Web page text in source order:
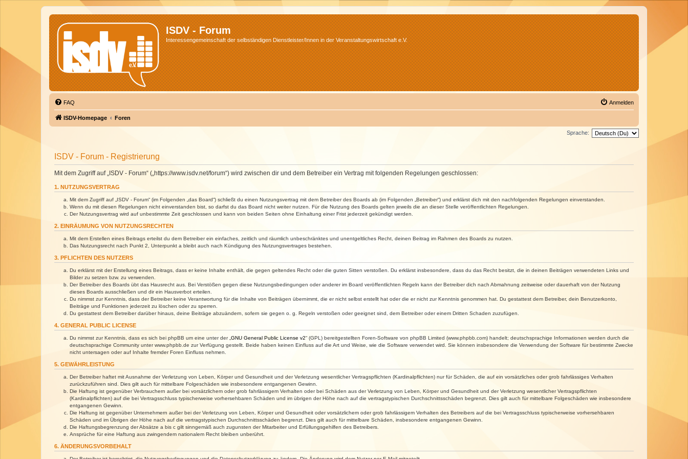
ISDV - Forum
Interessengemeinschaft der selbständigen Dienstleister/Innen in der Veranstaltungswirtschaft e.V.
FAQ Anmelden
ISDV-Homepage Foren
Sprache:
ISDV - Forum - Registrierung
Mit dem Zugriff auf „ISDV - Forum“ („https://www.isdv.net/forum“) wird zwischen dir und dem Betreiber ein Vertrag mit folgenden Regelungen geschlossen:
1. NUTZUNGSVERTRAG
Mit dem Zugriff auf „ISDV - Forum“ (im Folgenden „das Board“) schließt du einen Nutzungsvertrag mit dem Betreiber des Boards ab (im Folgenden „Betreiber“) und erklärst dich mit den nachfolgenden Regelungen einverstanden.
Wenn du mit diesen Regelungen nicht einverstanden bist, so darfst du das Board nicht weiter nutzen. Für die Nutzung des Boards gelten jeweils die an dieser Stelle veröffentlichten Regelungen.
Der Nutzungsvertrag wird auf unbestimmte Zeit geschlossen und kann von beiden Seiten ohne Einhaltung einer Frist jederzeit gekündigt werden.
2. EINRÄUMUNG VON NUTZUNGSRECHTEN
Mit dem Erstellen eines Beitrags erteilst du dem Betreiber ein einfaches, zeitlich und räumlich unbeschränktes und unentgeltliches Recht, deinen Beitrag im Rahmen des Boards zu nutzen.
Das Nutzungsrecht nach Punkt 2, Unterpunkt a bleibt auch nach Kündigung des Nutzungsvertrages bestehen.
3. PFLICHTEN DES NUTZERS
Du erklärst mit der Erstellung eines Beitrags, dass er keine Inhalte enthält, die gegen geltendes Recht oder die guten Sitten verstoßen. Du erklärst insbesondere, dass du das Recht besitzt, die in deinen Beiträgen verwendeten Links und
Bilder zu setzen bzw. zu verwenden.
Der Betreiber des Boards übt das Hausrecht aus. Bei Verstößen gegen diese Nutzungsbedingungen oder anderer im Board veröffentlichten Regeln kann der Betreiber dich nach Abmahnung zeitweise oder dauerhaft von der Nutzung
dieses Boards ausschließen und dir ein Hausverbot erteilen.
Du nimmst zur Kenntnis, dass der Betreiber keine Verantwortung für die Inhalte von Beiträgen übernimmt, die er nicht selbst erstellt hat oder die er nicht zur Kenntnis genommen hat. Du gestattest dem Betreiber, dein Benutzerkonto,
Beiträge und Funktionen jederzeit zu löschen oder zu sperren.
Du gestattest dem Betreiber darüber hinaus, deine Beiträge abzuändern, sofern sie gegen o. g. Regeln verstoßen oder geeignet sind, dem Betreiber oder einem Dritten Schaden zuzufügen.
4. GENERAL PUBLIC LICENSE
Du nimmst zur Kenntnis, dass es sich bei phpBB um eine unter der „ GNU General Public License v2“ (GPL) bereitgestellten Foren-Software von phpBB Limited (www.phpbb.com) handelt; deutschsprachige Informationen werden durch die
deutschsprachige Community unter www.phpbb.de zur Verfügung gestellt. Beide haben keinen Einfluss auf die Art und Weise, wie die Software verwendet wird. Sie können insbesondere die Verwendung der Software für bestimmte Zwecke
nicht untersagen oder auf Inhalte fremder Foren Einfluss nehmen.
5. GEWÄHRLEISTUNG
Der Betreiber haftet mit Ausnahme der Verletzung von Leben, Körper und Gesundheit und der Verletzung wesentlicher Vertragspflichten (Kardinalpflichten) nur für Schäden, die auf ein vorsätzliches oder grob fahrlässiges Verhalten
zurückzuführen sind. Dies gilt auch für mittelbare Folgeschäden wie insbesondere entgangenen Gewinn.
Die Haftung ist gegenüber Verbrauchern außer bei vorsätzlichem oder grob fahrlässigem Verhalten oder bei Schäden aus der Verletzung von Leben, Körper und Gesundheit und der Verletzung wesentlicher Vertragspflichten
(Kardinalpflichten) auf die bei Vertragsschluss typischerweise vorhersehbaren Schäden und im übrigen der Höhe nach auf die vertragstypischen Durchschnittsschäden begrenzt. Dies gilt auch für mittelbare Folgeschäden wie insbesondere
entgangenen Gewinn.
Die Haftung ist gegenüber Unternehmern außer bei der Verletzung von Leben, Körper und Gesundheit oder vorsätzlichem oder grob fahrlässigem Verhalten des Betreibers auf die bei Vertragsschluss typischerweise vorhersehbaren
Schäden und im Übrigen der Höhe nach auf die vertragstypischen Durchschnittsschäden begrenzt. Dies gilt auch für mittelbare Schäden, insbesondere entgangenen Gewinn.
Die Haftungsbegrenzung der Absätze a bis c gilt sinngemäß auch zugunsten der Mitarbeiter und Erfüllungsgehilfen des Betreibers.
Ansprüche für eine Haftung aus zwingendem nationalem Recht bleiben unberührt.
6. ÄNDERUNGSVORBEHALT